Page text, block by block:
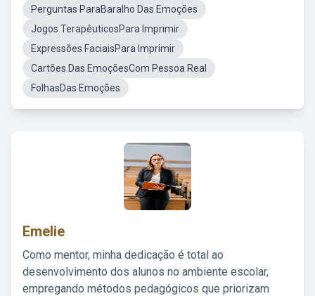
Perguntas ParaBaralho Das Emoções
Jogos TerapêuticosPara Imprimir
Expressões FaciaisPara Imprimir
Cartões Das EmoçõesCom Pessoa Real
FolhasDas Emoções
Emelie
Como mentor, minha dedicação é total ao
desenvolvimento dos alunos no ambiente escolar,
empregando métodos pedagógicos que priorizam